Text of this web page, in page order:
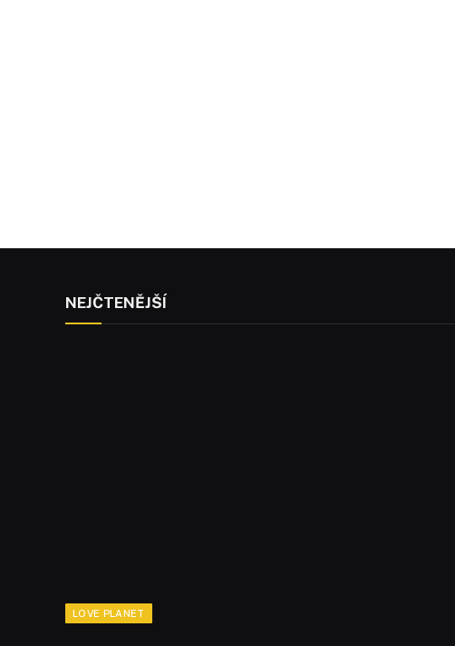
NEJČTENĚJŠÍ
LOVE PLANET